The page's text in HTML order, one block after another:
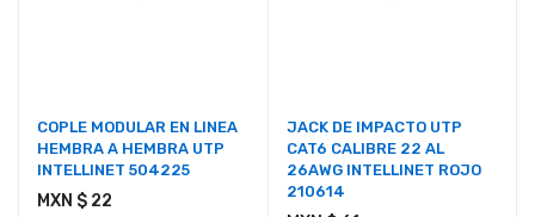
COPLE MODULAR EN LINEA
HEMBRA A HEMBRA UTP
INTELLINET 504225
MXN $ 22
JACK DE IMPACTO UTP
CAT6 CALIBRE 22 AL
26AWG INTELLINET ROJO
210614